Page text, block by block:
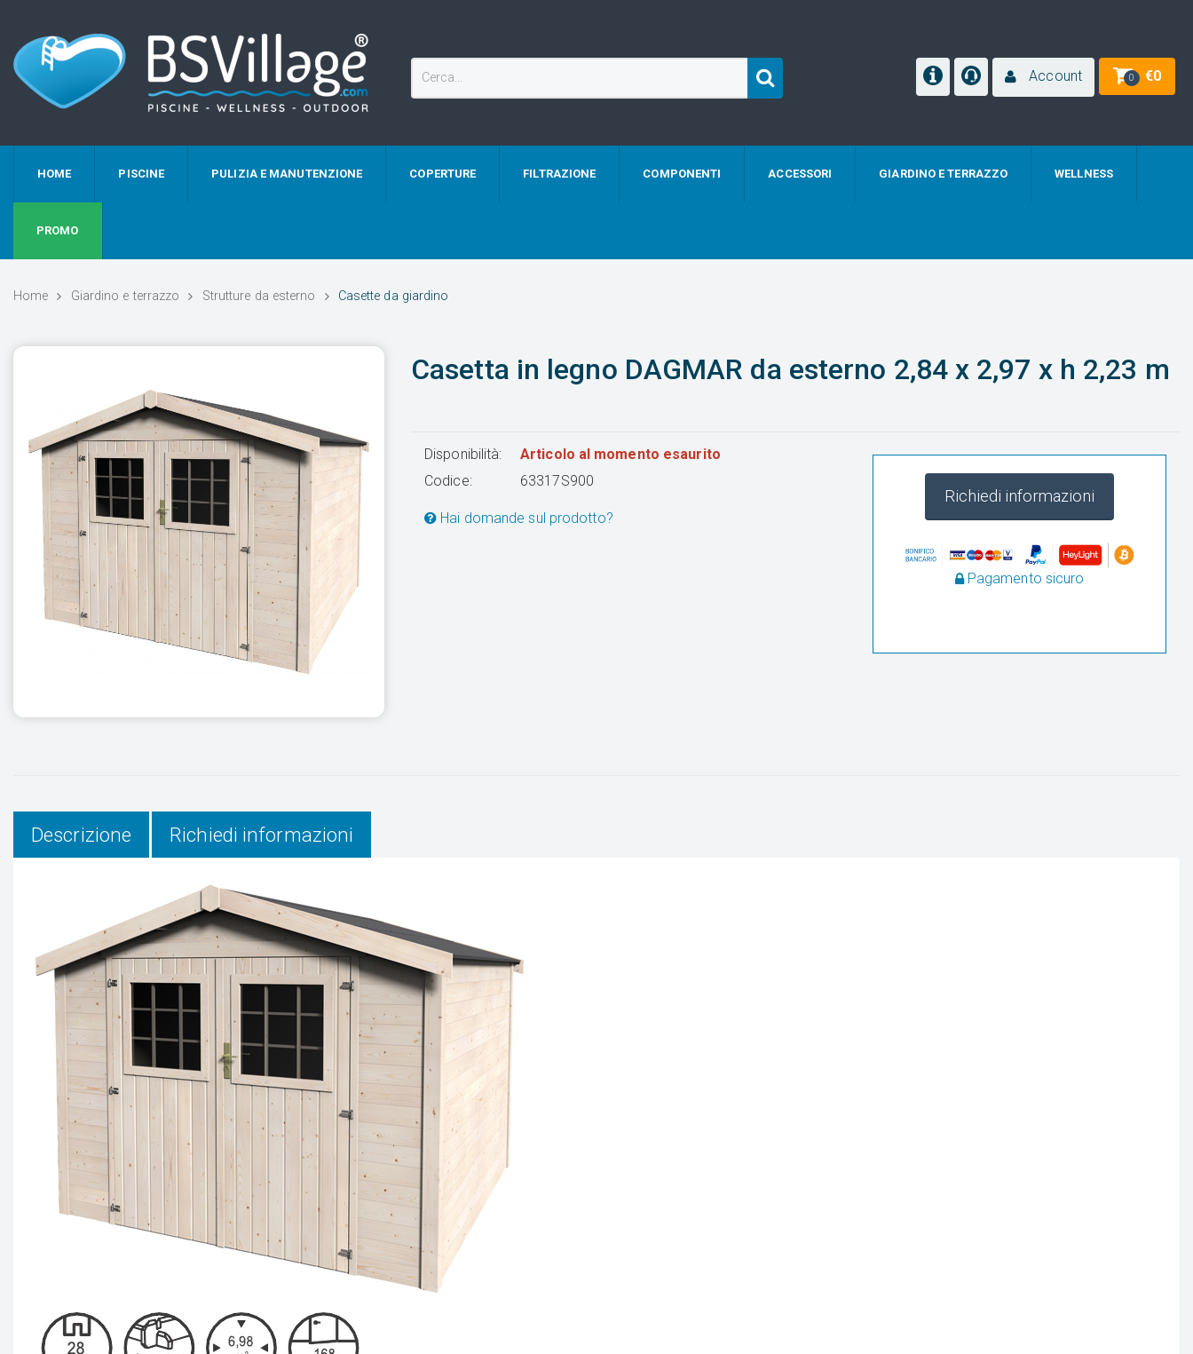
Account 0 €0
HOME PISCINE PULIZIA E MANUTENZIONE COPERTURE FILTRAZIONE COMPONENTI ACCESSORI GIARDINO E TERRAZZO WELLNESS
PROMO
Home Giardino e terrazzo Strutture da esterno Casette da giardino
Casetta in legno DAGMAR da esterno 2,84 x 2,97 x h 2,23 m
Disponibilità:
Articolo al momento esaurito
Codice:
63317S900
Hai domande sul prodotto?
Richiedi informazioni
Pagamento sicuro
Descrizione Richiedi informazioni